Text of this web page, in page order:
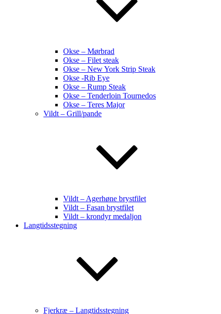
Okse – Mørbrad
Okse – Filet steak
Okse – New York Strip Steak
Okse -Rib Eye
Okse – Rump Steak
Okse – Tenderloin Tournedos
Okse – Teres Major
Vildt – Grill/pande
Vildt – Agerhøne brystfilet
Vildt – Fasan brystfilet
Vildt – krondyr medaljon
Langtidsstegning
Fjerkræ – Langtidsstegning